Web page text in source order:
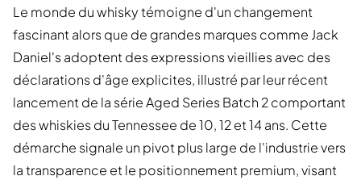
Le monde du whisky témoigne d'un changement
fascinant alors que de grandes marques comme Jack
Daniel's adoptent des expressions vieillies avec des
déclarations d'âge explicites, illustré par leur récent
lancement de la série Aged Series Batch 2 comportant
des whiskies du Tennessee de 10, 12 et 14 ans. Cette
démarche signale un pivot plus large de l'industrie vers
la transparence et le positionnement premium, visant